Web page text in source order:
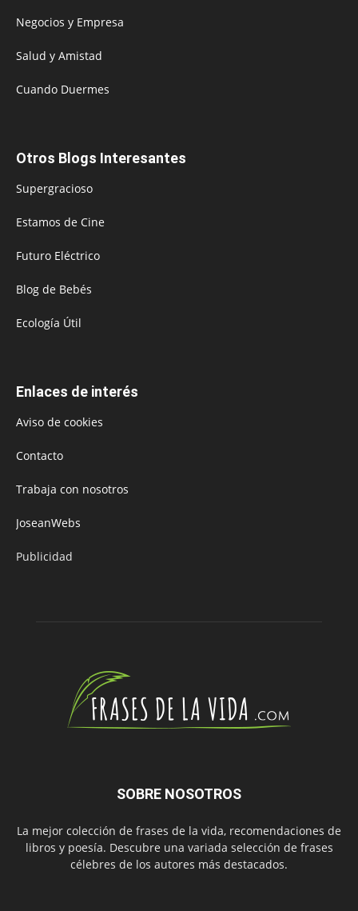
Negocios y Empresa
Salud y Amistad
Cuando Duermes
Otros Blogs Interesantes
Supergracioso
Estamos de Cine
Futuro Eléctrico
Blog de Bebés
Ecología Útil
Enlaces de interés
Aviso de cookies
Contacto
Trabaja con nosotros
JoseanWebs
Publicidad
SOBRE NOSOTROS
La mejor colección de frases de la vida, recomendaciones de
libros y poesía. Descubre una variada selección de frases
célebres de los autores más destacados.